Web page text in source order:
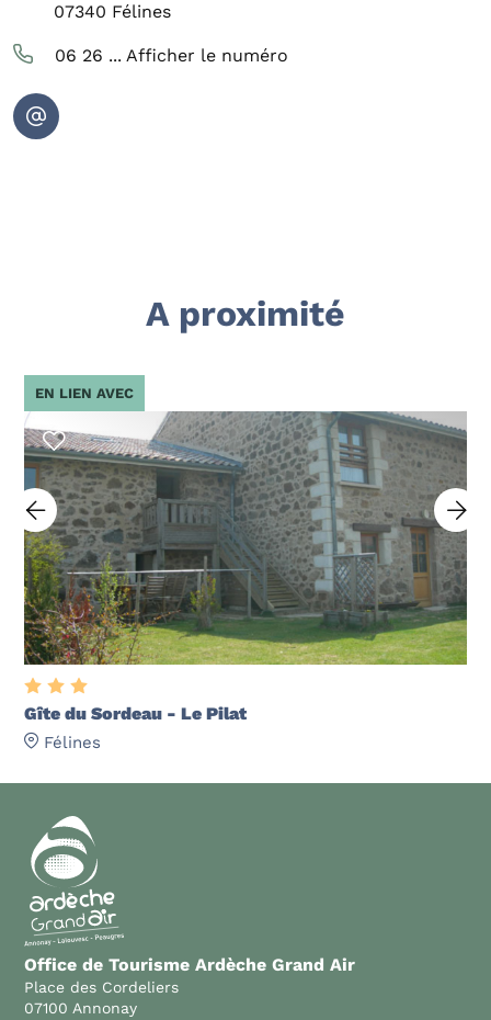
07340 Félines
06 26 ... Afficher le numéro
A proximité
Gîte du Sordeau - Le Pilat
Félines
EN LIEN AVEC
Office de Tourisme Ardèche Grand Air
Place des Cordeliers
07100 Annonay